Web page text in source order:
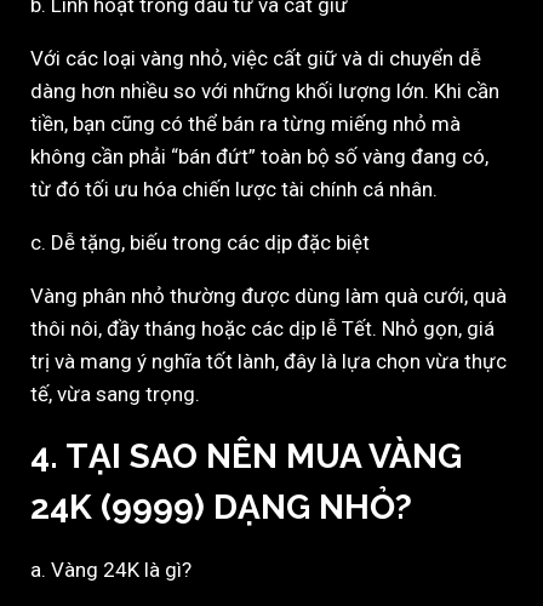
b. Linh hoạt trong đầu tư và cất giữ
Với các loại vàng nhỏ, việc cất giữ và di chuyển dễ
dàng hơn nhiều so với những khối lượng lớn. Khi cần
tiền, bạn cũng có thể bán ra từng miếng nhỏ mà
không cần phải “bán đứt” toàn bộ số vàng đang có,
từ đó tối ưu hóa chiến lược tài chính cá nhân.
c. Dễ tặng, biếu trong các dịp đặc biệt
Vàng phân nhỏ thường được dùng làm quà cưới, quà
thôi nôi, đầy tháng hoặc các dịp lễ Tết. Nhỏ gọn, giá
trị và mang ý nghĩa tốt lành, đây là lựa chọn vừa thực
tế, vừa sang trọng.
4. TẠI SAO NÊN MUA VÀNG
24K (9999) DẠNG NHỎ?
a. Vàng 24K là gì?